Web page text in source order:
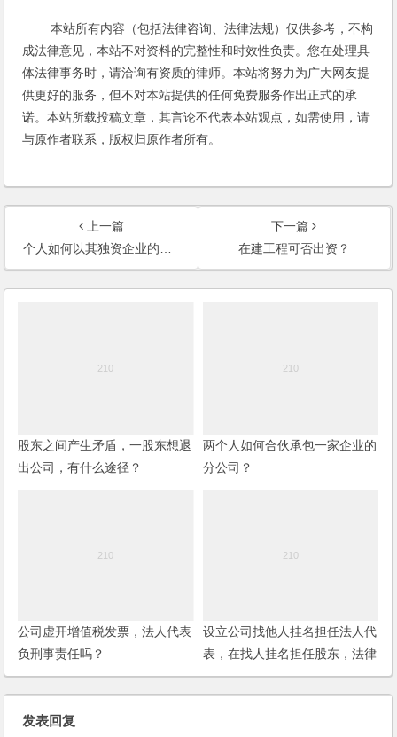
本站所有内容（包括法律咨询、法律法规）仅供参考，不构
成法律意见，本站不对资料的完整性和时效性负责。您在处理具
体法律事务时，请洽询有资质的律师。本站将努力为广大网友提
供更好的服务，但不对本站提供的任何免费服务作出正式的承
诺。本站所载投稿文章，其言论不代表本站观点，如需使用，请
与原作者联系，版权归原作者所有。
上一篇
个人如何以其独资企业的资产入股成立新公司？
下一篇
在建工程可否出资？
股东之间产生矛盾，一股东想退
出公司，有什么途径？
两个人如何合伙承包一家企业的
分公司？
公司虚开增值税发票，法人代表
负刑事责任吗？
设立公司找他人挂名担任法人代
表，在找人挂名担任股东，法律
责任如何承担？
发表回复